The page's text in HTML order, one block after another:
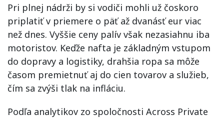
Pri plnej nádrži by si vodiči mohli už čoskoro
priplatiť v priemere o päť až dvanásť eur viac
než dnes. Vyššie ceny palív však nezasiahnu iba
motoristov. Keďže nafta je základným vstupom
do dopravy a logistiky, drahšia ropa sa môže
časom premietnuť aj do cien tovarov a služieb,
čím sa zvýši tlak na infláciu.
Podľa analytikov zo spoločnosti Across Private